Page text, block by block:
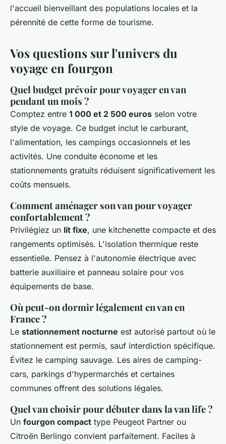
l'accueil bienveillant des populations locales et la
pérennité de cette forme de tourisme.
Vos questions sur l'univers du
voyage en fourgon
Quel budget prévoir pour voyager en van
pendant un mois ?
Comptez entre 1 000 et 2 500 euros selon votre
style de voyage. Ce budget inclut le carburant,
l'alimentation, les campings occasionnels et les
activités. Une conduite économe et les
stationnements gratuits réduisent significativement les
coûts mensuels.
Comment aménager son van pour voyager
confortablement ?
Privilégiez un lit fixe, une kitchenette compacte et des
rangements optimisés. L'isolation thermique reste
essentielle. Pensez à l'autonomie électrique avec
batterie auxiliaire et panneau solaire pour vos
équipements de base.
Où peut-on dormir légalement en van en
France ?
Le stationnement nocturne est autorisé partout où le
stationnement est permis, sauf interdiction spécifique.
Évitez le camping sauvage. Les aires de camping-
cars, parkings d'hypermarchés et certaines
communes offrent des solutions légales.
Quel van choisir pour débuter dans la van life ?
Un fourgon compact type Peugeot Partner ou
Citroën Berlingo convient parfaitement. Faciles à